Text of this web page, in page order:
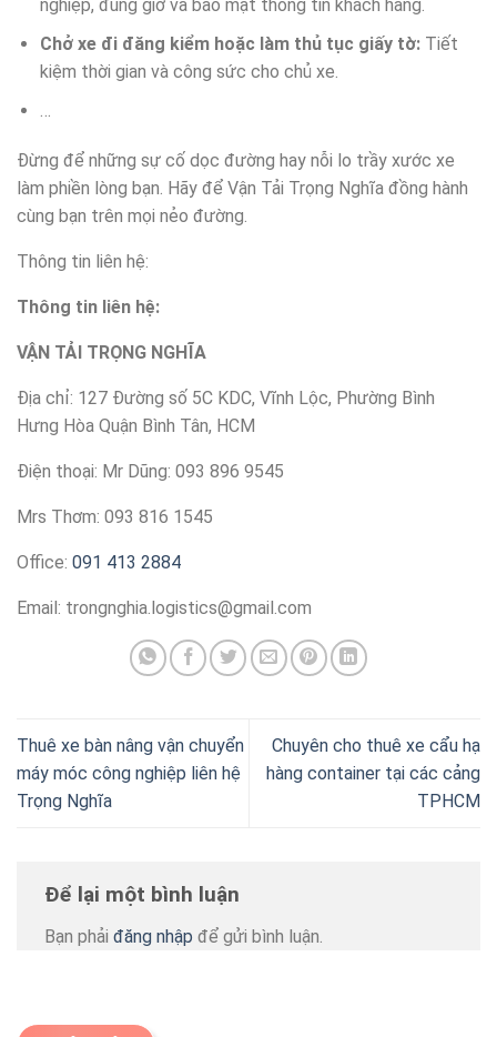
nghiệp, đúng giờ và bảo mật thông tin khách hàng.
Chở xe đi đăng kiểm hoặc làm thủ tục giấy tờ:Tiết
kiệm thời gian và công sức cho chủ xe.
Đừng để những sự cố dọc đường hay nỗi lo trầy xước xe
làm phiền lòng bạn. Hãy để Vận Tải Trọng Nghĩa đồng hành
cùng bạn trên mọi nẻo đường.
Thông tin liên hệ:
Thông tin liên hệ:
VẬN TẢI TRỌNG NGHĨA
Địa chỉ: 127 Đường số 5C KDC, Vĩnh Lộc, Phường Bình
Hưng Hòa Quận Bình Tân, HCM
Điện thoại: Mr Dũng: 093 896 9545
Mrs Thơm: 093 816 1545
Office: 091 413 2884
Email: trongnghia.logistics@gmail.com
Thuê xe bàn nâng vận chuyển
máy móc công nghiệp liên hệ
Trọng Nghĩa
Chuyên cho thuê xe cẩu hạ
hàng container tại các cảng
TPHCM
Để lại một bình luận
Bạn phải đăng nhập để gửi bình luận.